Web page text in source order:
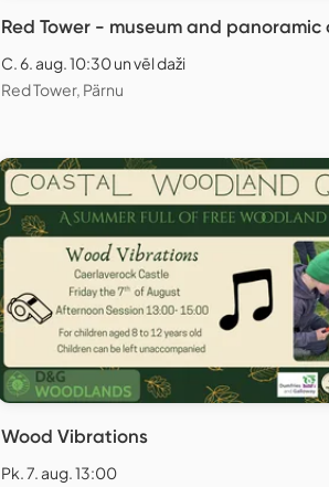
Red Tower - museum and panoramic
C. 6. aug. 10:30 un vēl daži
Red Tower, Pärnu
Wood Vibrations
Pk. 7. aug. 13:00